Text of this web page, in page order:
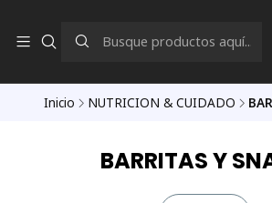
Inicio NUTRICION & CUIDADO
BARRITAS Y